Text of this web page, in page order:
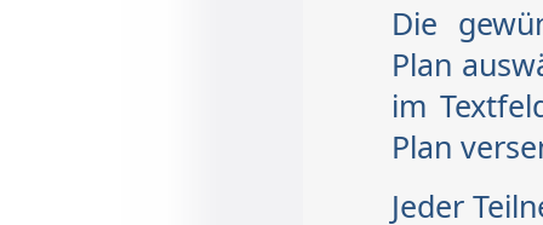
Die
Plan
im
Plan
Jeder